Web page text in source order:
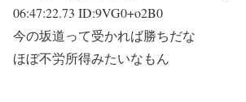
06:47:22.73 ID:9VG0+o2B0
今の坂道って受かれば勝ちだな
ほぼ不労所得みたいなもん